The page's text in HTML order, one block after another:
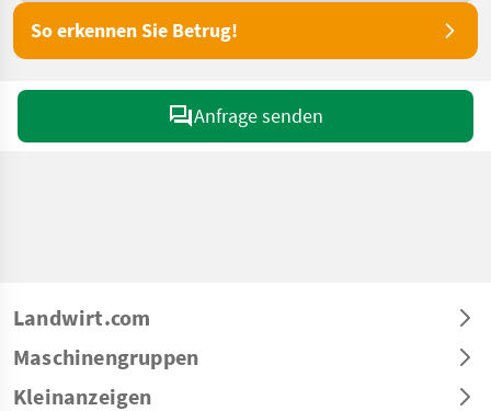
So erkennen Sie Betrug!
Anfrage senden
Landwirt.com
Maschinengruppen
Kleinanzeigen